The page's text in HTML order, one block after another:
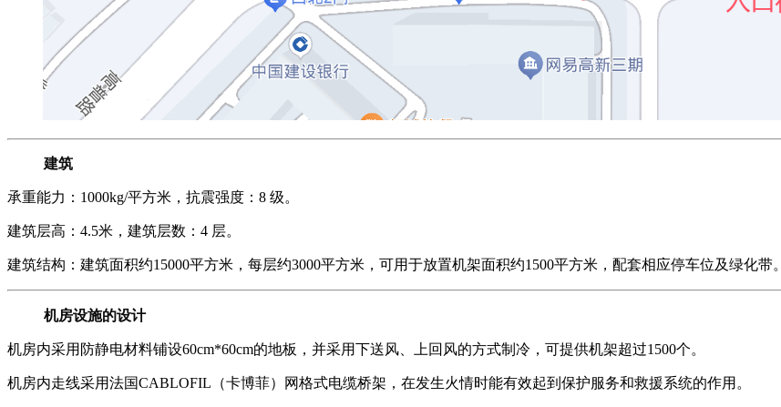
建筑
承重能力：1000kg/平方米，抗震强度：8 级。
建筑层高：4.5米，建筑层数：4 层。
建筑结构：建筑面积约15000平方米，每层约3000平方米，可用于放置机架面积约1500平方米，配套相应停车位及绿化带。
机房设施的设计
机房内采用防静电材料铺设60cm*60cm的地板，并采用下送风、上回风的方式制冷，可提供机架超过1500个。
机房内走线采用法国CABLOFIL（卡博菲）网格式电缆桥架，在发生火情时能有效起到保护服务和救援系统的作用。